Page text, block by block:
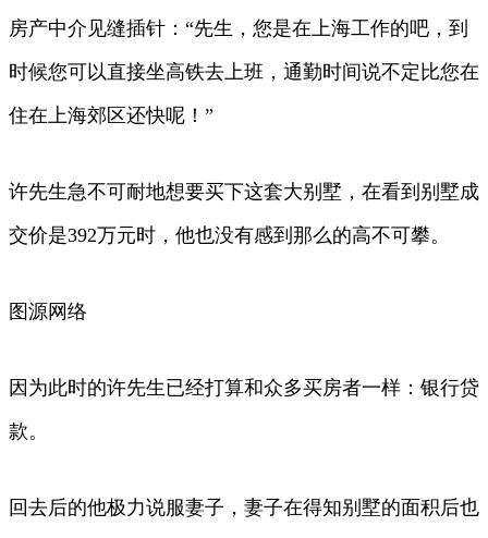
房产中介见缝插针：“先生，您是在上海工作的吧，到
时候您可以直接坐高铁去上班，通勤时间说不定比您在
住在上海郊区还快呢！”
许先生急不可耐地想要买下这套大别墅，在看到别墅成
交价是392万元时，他也没有感到那么的高不可攀。
图源网络
因为此时的许先生已经打算和众多买房者一样：银行贷
款。
回去后的他极力说服妻子，妻子在得知别墅的面积后也